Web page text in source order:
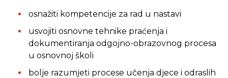
osnažiti kompetencije za rad u nastavi
usvojiti osnovne tehnike praćenja i
dokumentiranja odgojno-obrazovnog procesa
u osnovnoj školi
bolje razumjeti procese učenja djece i odraslih